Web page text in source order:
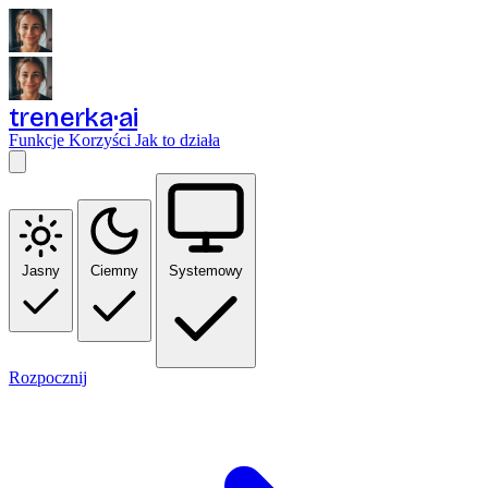
trenerka ai
Funkcje Korzyści Jak to działa
Jasny Ciemny Systemowy
Rozpocznij